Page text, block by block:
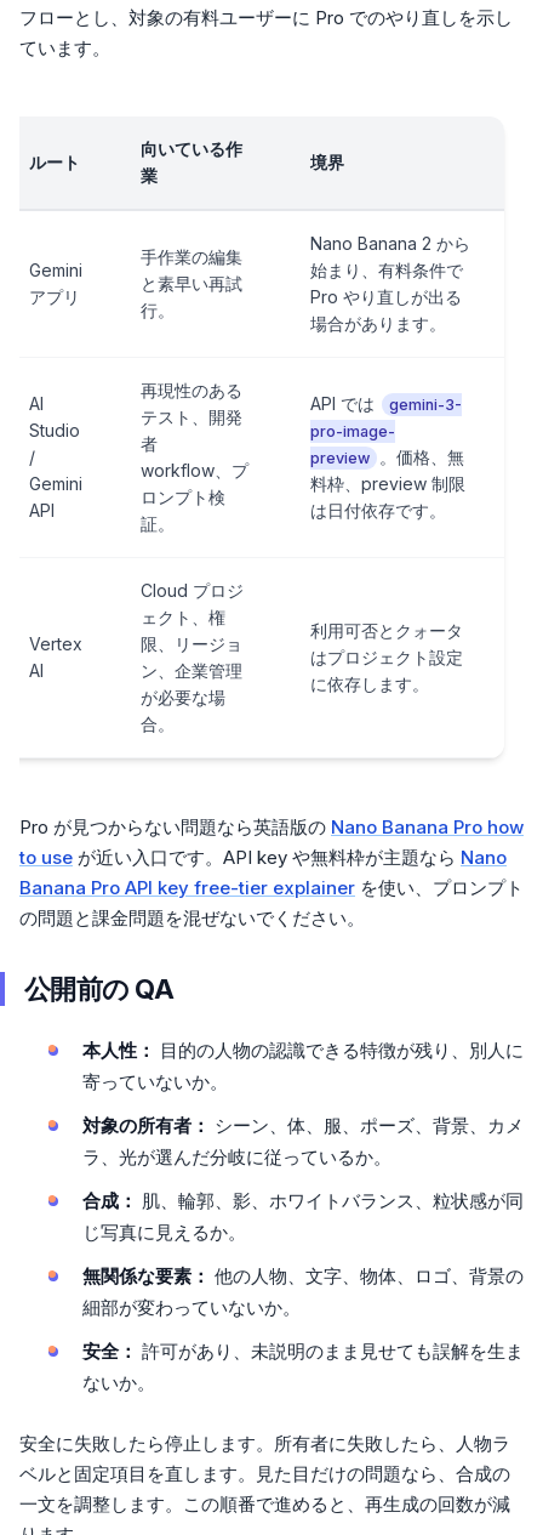
フローとし、対象の有料ユーザーに Pro でのやり直しを示し
ています。
ルート
向いている作
業
境界
Gemini
アプリ
手作業の編集
と素早い再試
行。
Nano Banana 2 から
始まり、有料条件で
Pro やり直しが出る
場合があります。
AI
Studio
/
Gemini
API
再現性のある
テスト、開発
者
workflow、プ
ロンプト検
証。
API では
gemini-3-
pro-image-
preview
。価格、無
料枠、preview 制限
は日付依存です。
Vertex
AI
Cloud プロジ
ェクト、権
限、リージョ
ン、企業管理
が必要な場
合。
利用可否とクォータ
はプロジェクト設定
に依存します。
Pro が見つからない問題なら英語版の Nano Banana Pro how
to use が近い入口です。API key や無料枠が主題なら Nano
Banana Pro API key free-tier explainer を使い、プロンプト
の問題と課金問題を混ぜないでください。
公開前の QA
本人性：
目的の人物の認識できる特徴が残り、別人に
寄っていないか。
対象の所有者： シーン、体、服、ポーズ、背景、カメ
ラ、光が選んだ分岐に従っているか。
合成： 肌、輪郭、影、ホワイトバランス、粒状感が同
じ写真に見えるか。
無関係な要素： 他の人物、文字、物体、ロゴ、背景の
細部が変わっていないか。
安全： 許可があり、未説明のまま見せても誤解を生ま
ないか。
安全に失敗したら停止します。所有者に失敗したら、人物ラ
ベルと固定項目を直します。見た目だけの問題なら、合成の
一文を調整します。この順番で進めると、再生成の回数が減